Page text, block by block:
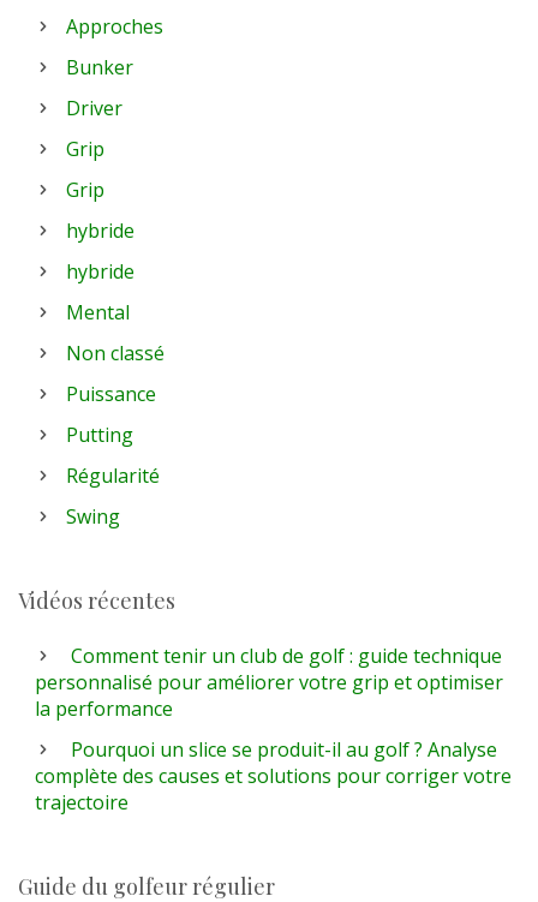
Approches
Bunker
Driver
Grip
Grip
hybride
hybride
Mental
Non classé
Puissance
Putting
Régularité
Swing
Vidéos récentes
Comment tenir un club de golf : guide technique
personnalisé pour améliorer votre grip et optimiser
la performance
Pourquoi un slice se produit-il au golf ? Analyse
complète des causes et solutions pour corriger votre
trajectoire
Guide du golfeur régulier